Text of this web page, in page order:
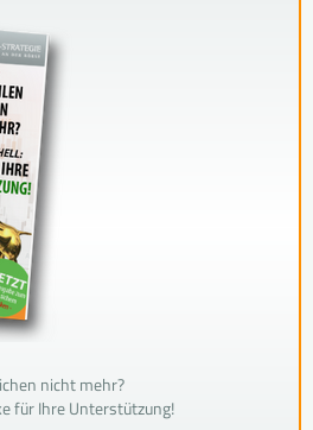
nicht mehr?
für Ihre Unterstützung!